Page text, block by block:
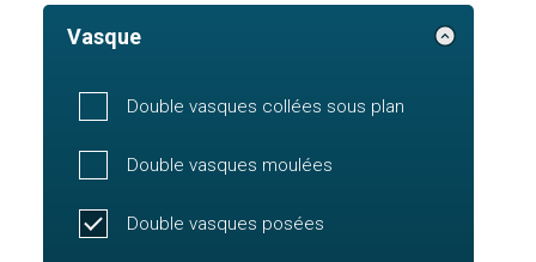
Vasque
Double vasques collées sous plan
Double vasques moulées
Double vasques posées